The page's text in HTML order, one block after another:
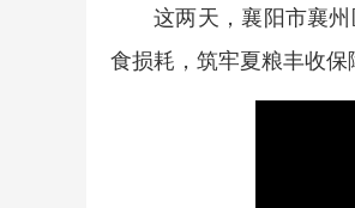
这两天，襄阳市襄
食损耗，筑牢夏粮丰收保